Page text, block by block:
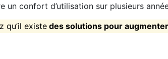
un confort d’utilisation sur plusieurs
qu’il existe des solutions pour